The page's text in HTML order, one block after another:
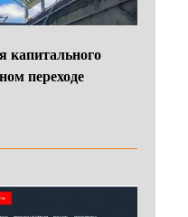
капитального
переходе